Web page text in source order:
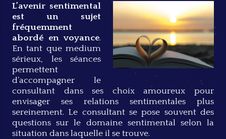
L’avenir sentimental
est un sujet
fréquemment
abordé en voyance.
En tant que medium
sérieux, les séances
permettent
d’accompagner le
consultant dans ses choix amoureux pour
envisager ses relations sentimentales plus
sereinement. Le consultant se pose souvent des
questions sur le domaine sentimental selon la
situation dans laquelle il se trouve.